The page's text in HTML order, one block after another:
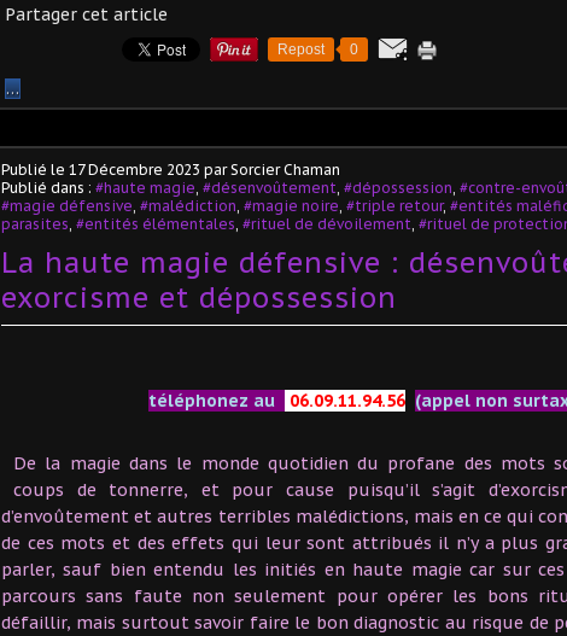
Partager cet article
Repost 0
…
Publié le 17 Décembre 2023 par Sorcier Chaman
Publié dans : #haute magie #désenvoûtement #dépossession #contre-
#magie défensive #malédiction #magie noire #triple retour, #entités
parasites #entités élémentales #rituel de dévoilement #rituel de
La haute magie défensive :
exorcisme et dépossession
téléphonez au 06.09.11.94.56 (appel non
De la magie dans le monde quotidien du profane des mots
coups de tonnerre, et pour cause puisqu’il s’agit
d’envoûtement et autres terribles malédictions, mais en ce qui
de ces mots et des effets qui leur sont attribués il n’y a plus
parler, sauf bien entendu les initiés en haute magie car sur
parcours sans faute non seulement pour opérer les bons
défaillir, mais surtout savoir faire le bon diagnostic au risque de